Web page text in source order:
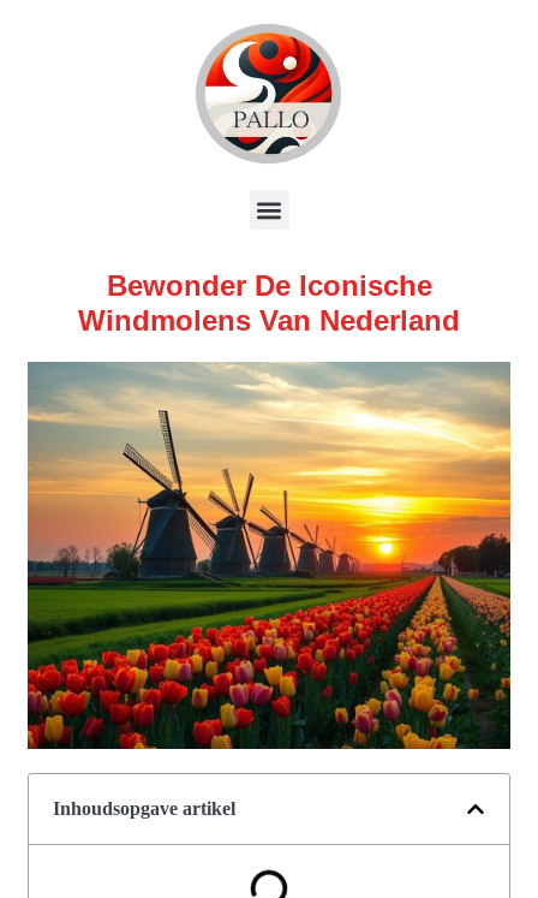
Bewonder De Iconische
Windmolens Van Nederland
Inhoudsopgave artikel